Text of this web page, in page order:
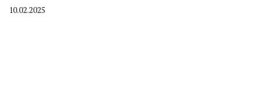
By
10.02.2025